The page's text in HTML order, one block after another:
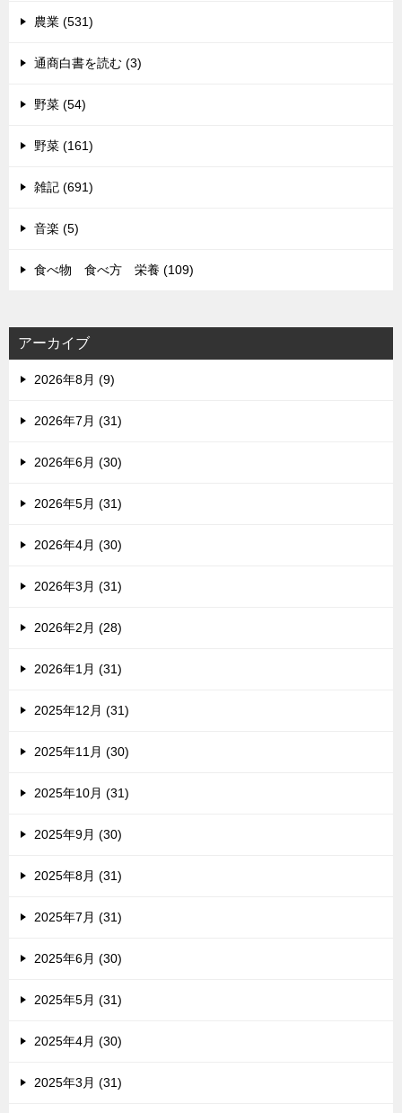
農業 (531)
通商白書を読む (3)
野菜 (54)
野菜 (161)
雑記 (691)
音楽 (5)
食べ物 食べ方 栄養 (109)
アーカイブ
2026年8月 (9)
2026年7月 (31)
2026年6月 (30)
2026年5月 (31)
2026年4月 (30)
2026年3月 (31)
2026年2月 (28)
2026年1月 (31)
2025年12月 (31)
2025年11月 (30)
2025年10月 (31)
2025年9月 (30)
2025年8月 (31)
2025年7月 (31)
2025年6月 (30)
2025年5月 (31)
2025年4月 (30)
2025年3月 (31)